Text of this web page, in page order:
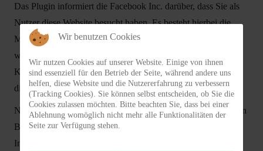
Das Plugin informiert die Facebook Inc. darüber, dass Sie als
Nutzer diese Website besucht haben. Es besteht hierbei die
Möglichkeit, dass Ihre IP-Adresse gespeichert wird. Sind Sie
während des Besuchs auf dieser Website in Ihrem Facebook-
Konto eingeloggt, werden die genannten Informationen mit
diesem verknüpft.
Nutzen Sie die Funktionen des Plugins – etwa indem Sie einen
Beitrag teilen oder „liken“ –, werden die entsprechenden
Informationen ebenfalls an die Facebook Inc. übermittelt.
Wir benutzen Cookies
Wir nutzen Cookies auf unserer Website. Einige von ihnen
sind essenziell für den Betrieb der Seite, während andere uns
helfen, diese Website und die Nutzererfahrung zu verbessern
(Tracking Cookies). Sie können selbst entscheiden, ob Sie die
Cookies zulassen möchten. Bitte beachten Sie, dass bei einer
Ablehnung womöglich nicht mehr alle Funktionalitäten der
Seite zur Verfügung stehen.